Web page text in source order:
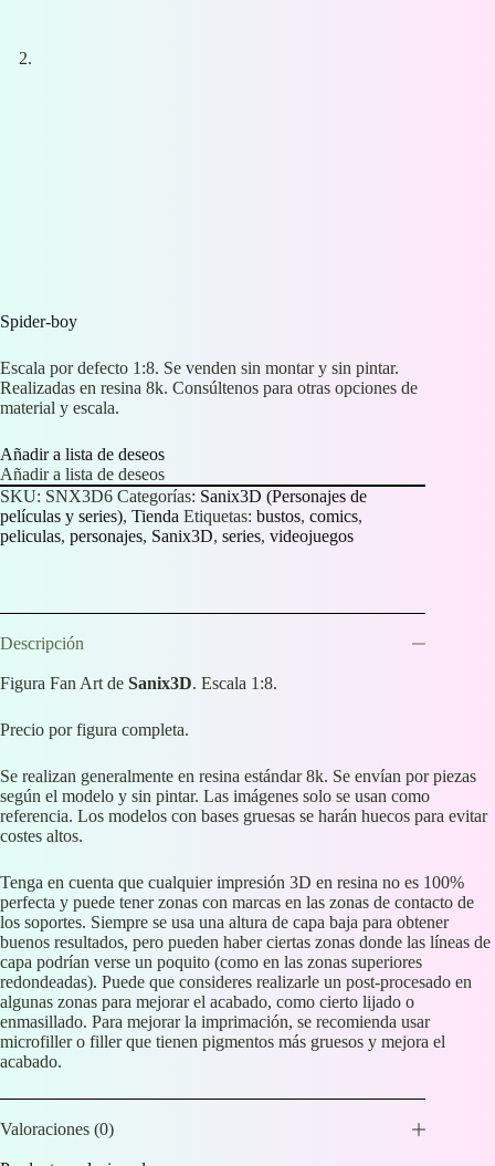
Spider-boy
Escala por defecto 1:8. Se venden sin montar y sin pintar.
Realizadas en resina 8k. Consúltenos para otras opciones de
material y escala.
Añadir a lista de deseos
Añadir a lista de deseos
SKU: SNX3D6 Categorías: Sanix3D (Personajes de
películas y series), Tienda Etiquetas: bustos, comics,
peliculas, personajes, Sanix3D, series, videojuegos
Descripción
Figura Fan Art de Sanix3D. Escala 1:8.
Precio por figura completa.
Se realizan generalmente en resina estándar 8k. Se envían por piezas
según el modelo y sin pintar. Las imágenes solo se usan como
referencia. Los modelos con bases gruesas se harán huecos para evitar
costes altos.
Tenga en cuenta que cualquier impresión 3D en resina no es 100%
perfecta y puede tener zonas con marcas en las zonas de contacto de
los soportes. Siempre se usa una altura de capa baja para obtener
buenos resultados, pero pueden haber ciertas zonas donde las líneas de
capa podrían verse un poquito (como en las zonas superiores
redondeadas). Puede que consideres realizarle un post-procesado en
algunas zonas para mejorar el acabado, como cierto lijado o
enmasillado. Para mejorar la imprimación, se recomienda usar
microfiller o filler que tienen pigmentos más gruesos y mejora el
acabado.
Valoraciones (0)